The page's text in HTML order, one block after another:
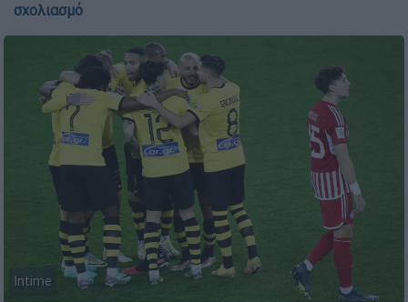
σχολιασμό
Intime